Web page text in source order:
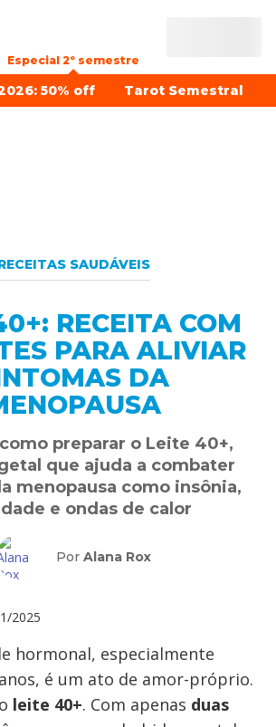
Especial 2º semestre
50% off Tarot Semestral
SAUDÁVEIS
RECEITA COM
PARA ALIVIAR
DA
preparar o Leite 40+,
que ajuda a combater
menopausa como insônia,
e ondas de calor
Por Alana Rox
2025
hormonal, especialmente
é um ato de amor-próprio.
leite 40+. Com apenas duas